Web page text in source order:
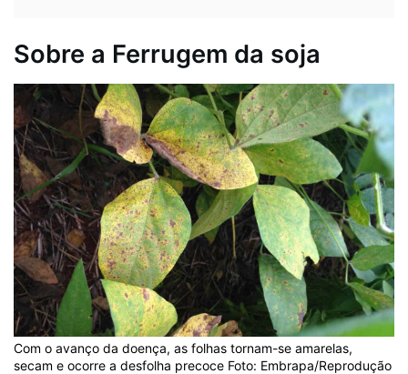
Sobre a Ferrugem da soja
Com o avanço da doença, as folhas tornam-se amarelas,
secam e ocorre a desfolha precoce Foto: Embrapa/Reprodução